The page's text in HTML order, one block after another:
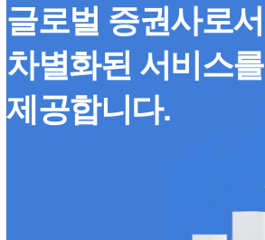
글로벌 증권사로서
차별화된 서비스를
제공합니다.